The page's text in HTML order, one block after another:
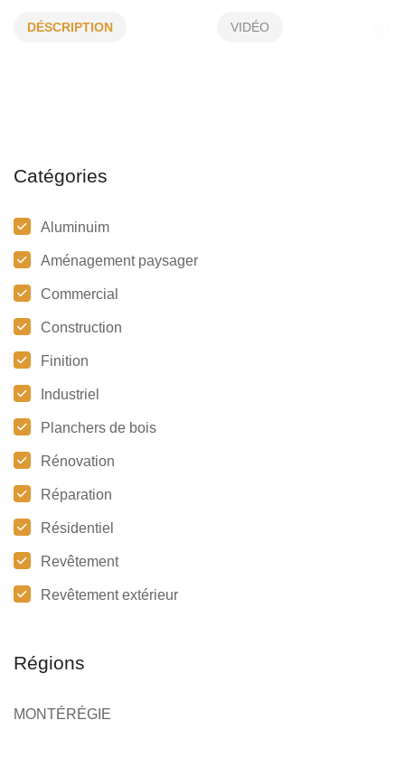
ENTREPRISES R TRINQUE INC
DÉSCRIPTION VIDÉO
Catégories
Aluminuim
Aménagement paysager
Commercial
Construction
Finition
Industriel
Planchers de bois
Rénovation
Réparation
Résidentiel
Revêtement
Revêtement extérieur
Régions
MONTÉRÉGIE